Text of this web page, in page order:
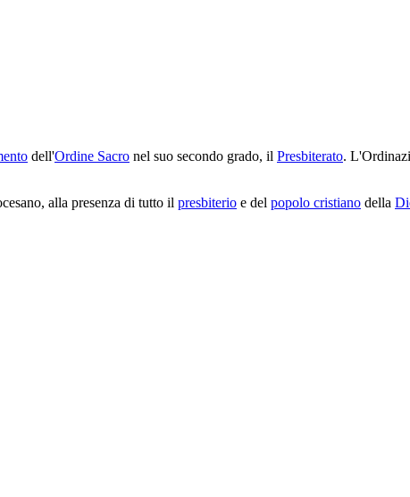
dell'Ordine Sacro nel suo secondo grado, il Presbiterato.
alla presenza di tutto il presbiterio e del popolo cristiano della